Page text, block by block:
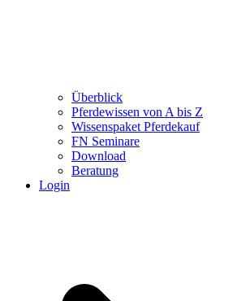
Überblick
Pferdewissen von A bis Z
Wissenspaket Pferdekauf
FN Seminare
Download
Beratung
Login